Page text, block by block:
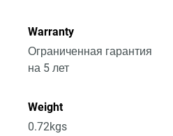
Warranty
Ограниченная гарантия
на 5 лет
Weight
0.72kgs